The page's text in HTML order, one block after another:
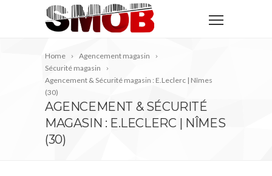
Home
Agencement magasin
Sécurité magasin
Agencement & Sécurité magasin : E.Leclerc | Nîmes
(30)
AGENCEMENT & SÉCURITÉ
MAGASIN : E.LECLERC | NÎMES
(30)